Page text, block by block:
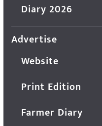
Diary 2026
Advertise
Website
Print Edition
Farmer Diary